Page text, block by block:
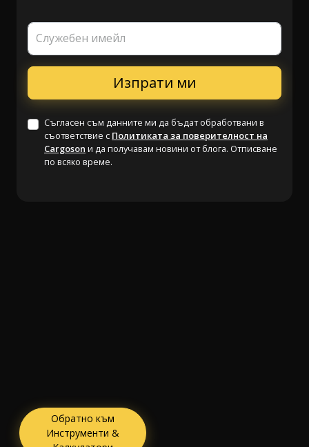
Служебен имейл
Съгласен съм данните ми да бъдат обработвани в
съответствие с Политиката за поверителност на
Cargoson и да получавам новини от блога. Отписване
по всяко време.
Обратно към
Инструменти &